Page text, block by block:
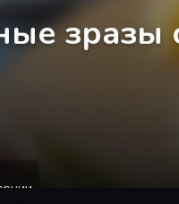
зразы